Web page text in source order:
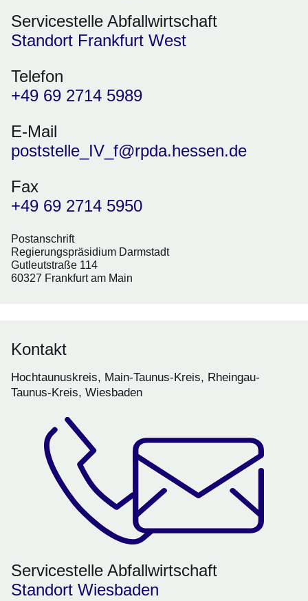
Servicestelle Abfallwirtschaft
Standort Frankfurt West
Telefon
+49 69 2714 5989
E-Mail
poststelle_IV_f@rpda.hessen.de
Fax
+49 69 2714 5950
Postanschrift
Regierungspräsidium Darmstadt
Gutleutstraße 114
60327 Frankfurt am Main
Kontakt
Hochtaunuskreis, Main-Taunus-Kreis, Rheingau-
Taunus-Kreis, Wiesbaden
Servicestelle Abfallwirtschaft
Standort Wiesbaden